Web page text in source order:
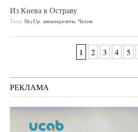
Из Киева в Остраву
Теги: SkyUp авиаперелеты Чехия
1 2 3 4 5
РЕКЛАМА